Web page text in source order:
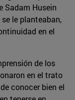
Sadam Husein
le planteaban,
en el
de los
en el trato
conocer bien el